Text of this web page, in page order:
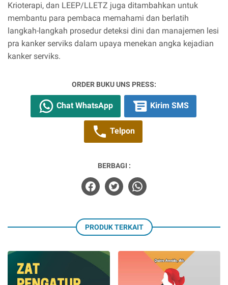
Krioterapi, dan LEEP/LLETZ juga ditambahkan untuk
membantu para pembaca memahami dan berlatih
langkah-langkah prosedur deteksi dini dan manajemen lesi
pra kanker serviks dalam upaya menekan angka kejadian
kanker serviks.
ORDER BUKU UNS PRESS:
Chat WhatsApp Kirim SMS
Telpon
BERBAGI :
PRODUK TERKAIT